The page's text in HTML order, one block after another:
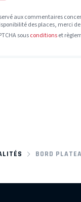
aux commentaires
des places, merci
sousconditionset
BORD